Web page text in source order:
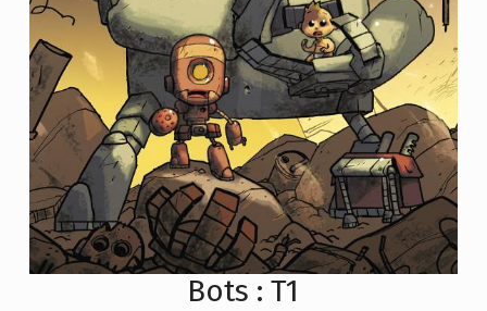
Bots : T1